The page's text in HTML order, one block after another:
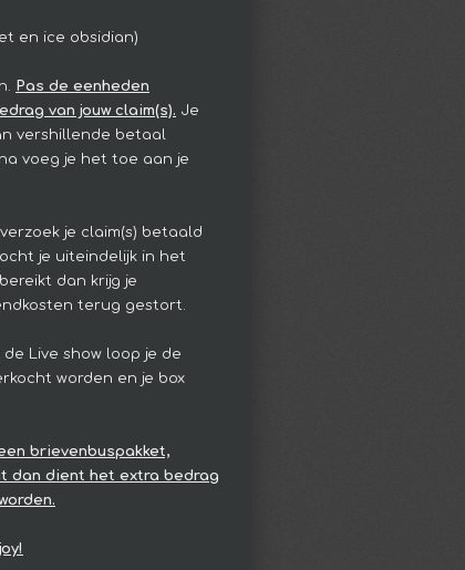
en ice obsidian)
Pas de eenheden
van jouw claim(s). Je
vershillende betaal
voeg je het toe aan je
je claim(s) betaald
je uiteindelijk in het
dan krijg je
terug gestort.
Live show loop je de
worden en je box
brievenbuspakket,
dan dient het extra bedrag